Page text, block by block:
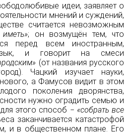
идеи, заявляет о
мнений и суждений,
считается невозможным
; он возмущëн тем, что
перед всем иностранным,
и говорит на смеси
(от названия русского
). Чацкий изучает науки,
а Фамусов видит в этом
поколения дворянства,
нужно оградить семью и
этого способ − «собрать все
заканчивается катастрофой
и в общественном плане. Его